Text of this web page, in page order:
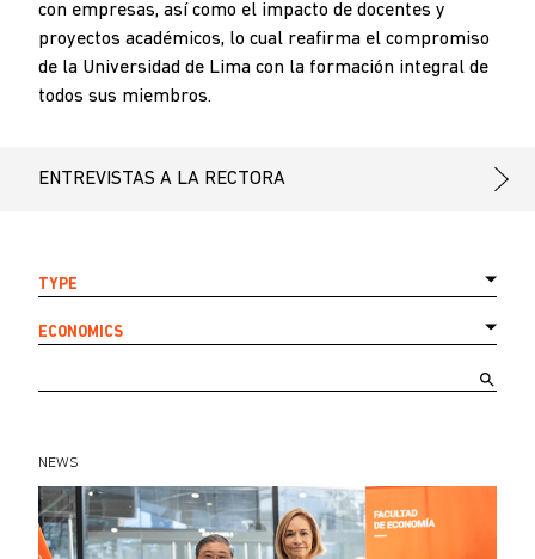
con empresas, así como el impacto de docentes y
proyectos académicos, lo cual reafirma el compromiso
de la Universidad de Lima con la formación integral de
todos sus miembros.
ENTREVISTAS A LA RECTORA
TYPE
ECONOMICS
NEWS